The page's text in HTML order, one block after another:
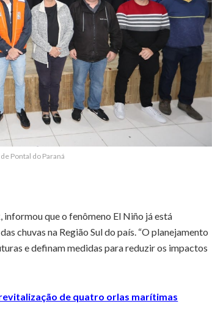
Pontal do Paraná
que o fenômeno El Niño já está
chuvas na Região Sul do país. “O planejamento
e definam medidas para reduzir os impactos
de quatro orlas marítimas